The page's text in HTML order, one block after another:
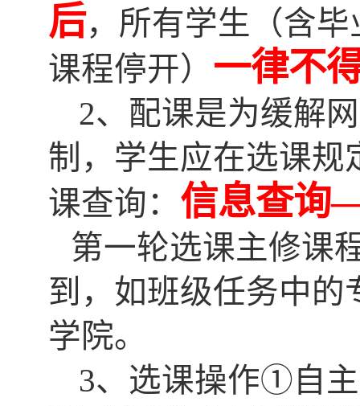
后，所有学生（含
课程停开） 一律不
2、配课是为缓解
制，学生应在选课规
课查询： 信息查询
第一轮选课主修课
到，如班级任务中的
学院。
3、选课操作①自